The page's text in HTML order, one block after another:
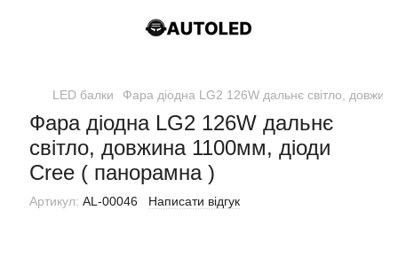
LED балки Фара діодна LG2 126W дальнє світло,
Фара діодна LG2 126W дальнє
світло, довжина 1100мм, діоди
Cree ( панорамна )
Артикул: AL-00046 Написати відгук